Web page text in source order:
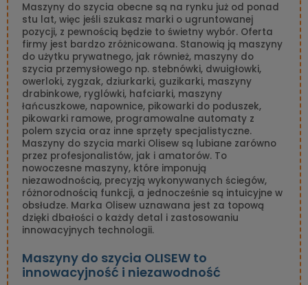
Maszyny do szycia obecne są na rynku już od ponad
stu lat, więc jeśli szukasz marki o ugruntowanej
pozycji, z pewnością będzie to świetny wybór. Oferta
firmy jest bardzo zróżnicowana. Stanowią ją maszyny
do użytku prywatnego, jak również, maszyny do
szycia przemysłowego np. stebnówki, dwuigłowki,
owerloki, zygzak, dziurkarki, guzikarki, maszyny
drabinkowe, ryglówki, hafciarki, maszyny
łańcuszkowe, napownice, pikowarki do poduszek,
pikowarki ramowe, programowalne automaty z
polem szycia oraz inne sprzęty specjalistyczne.
Maszyny do szycia marki Olisew są lubiane zarówno
przez profesjonalistów, jak i amatorów. To
nowoczesne maszyny, które imponują
niezawodnością, precyzją wykonywanych ściegów,
różnorodnością funkcji, a jednocześnie są intuicyjne w
obsłudze. Marka Olisew uznawana jest za topową
dzięki dbałości o każdy detal i zastosowaniu
innowacyjnych technologii.
Maszyny do szycia OLISEW to
innowacyjność i niezawodność